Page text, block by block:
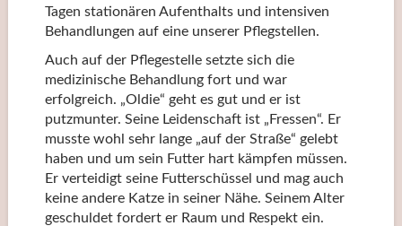
Tagen stationären Aufenthalts und intensiven
Behandlungen auf eine unserer Pflegstellen.
Auch auf der Pflegestelle setzte sich die
medizinische Behandlung fort und war
erfolgreich. „Oldie“ geht es gut und er ist
putzmunter. Seine Leidenschaft ist „Fressen“. Er
musste wohl sehr lange „auf der Straße“ gelebt
haben und um sein Futter hart kämpfen müssen.
Er verteidigt seine Futterschüssel und mag auch
keine andere Katze in seiner Nähe. Seinem Alter
geschuldet fordert er Raum und Respekt ein.